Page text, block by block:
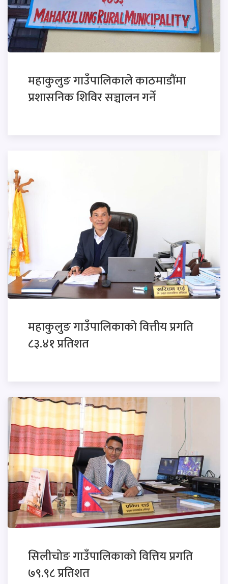
महाकुलुङ गाउँपालिकाले काठमाडौंमा
प्रशासनिक शिविर सञ्चालन गर्ने
महाकुलुङ गाउँपालिकाको वित्तीय प्रगति
८३.४१ प्रतिशत
सिलीचोङ गाउँपालिकाको वित्तिय प्रगति
७९.९८ प्रतिशत